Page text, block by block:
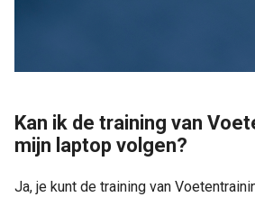
Kan ik de training van
mijn laptop volgen?
Ja, je kunt de training van